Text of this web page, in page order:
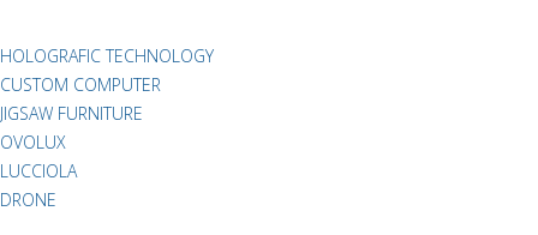
HOLOGRAFIC TECHNOLOGY
CUSTOM COMPUTER
JIGSAW FURNITURE
OVOLUX
LUCCIOLA
DRONE